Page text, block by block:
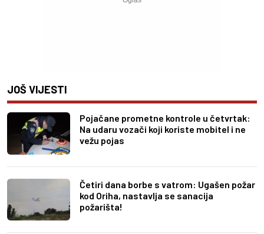
JOŠ VIJESTI
Pojačane prometne kontrole u četvrtak:
Na udaru vozači koji koriste mobitel i ne
vežu pojas
Četiri dana borbe s vatrom: Ugašen požar
kod Oriha, nastavlja se sanacija
požarišta!